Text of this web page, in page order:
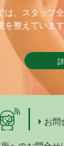
は、スタッフ
を整えていま
お問